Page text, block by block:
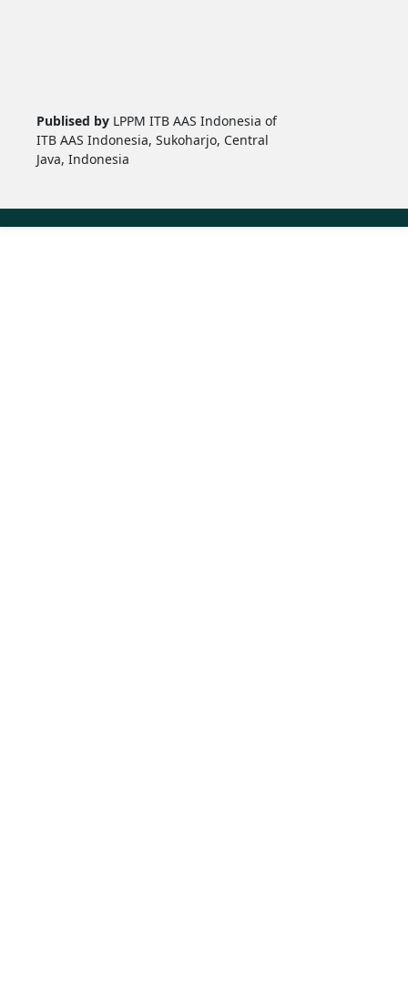
Publised by LPPM ITB AAS Indonesia of
ITB AAS Indonesia, Sukoharjo, Central
Java, Indonesia